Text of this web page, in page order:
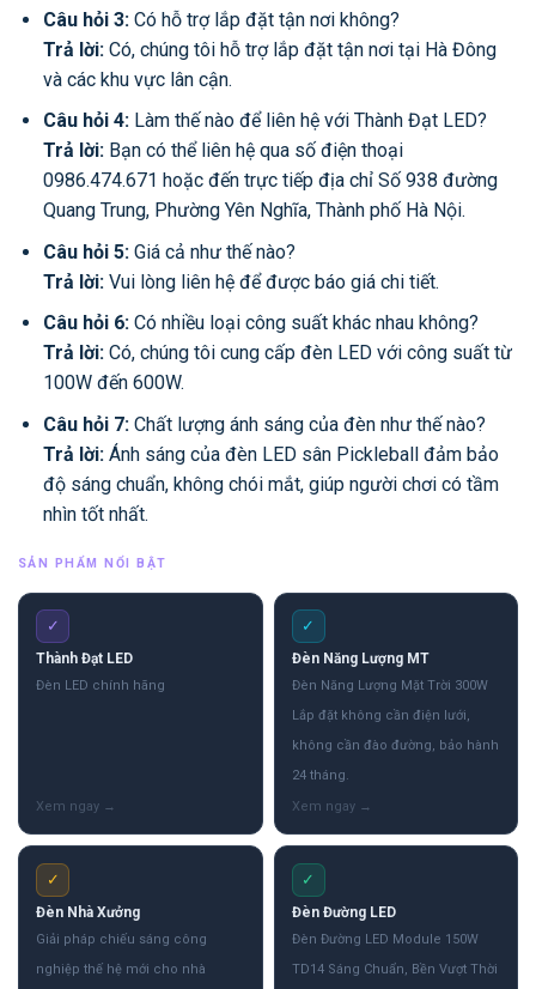
Câu hỏi 3:Có hỗ trợ lắp đặt tận nơi không?
Trả lời:Có, chúng tôi hỗ trợ lắp đặt tận nơi tại Hà Đông
và các khu vực lân cận.
Câu hỏi 4:Làm thế nào để liên hệ với Thành Đạt LED?
Trả lời:Bạn có thể liên hệ qua số điện thoại
0986.474.671 hoặc đến trực tiếp địa chỉ Số 938 đường
Quang Trung, Phường Yên Nghĩa, Thành phố Hà Nội.
Câu hỏi 5:Giá cả như thế nào?
Trả lời:Vui lòng liên hệ để được báo giá chi tiết.
Câu hỏi 6:Có nhiều loại công suất khác nhau không?
Trả lời:Có, chúng tôi cung cấp đèn LED với công suất từ
100W đến 600W.
Câu hỏi 7:Chất lượng ánh sáng của đèn như thế nào?
Trả lời:Ánh sáng của đèn LED sân Pickleball đảm bảo
độ sáng chuẩn, không chói mắt, giúp người chơi có tầm
nhìn tốt nhất.
SẢN PHẨM NỔI BẬT
✓
Thành Đạt LED
Đèn LED chính hãng
✓
Đèn Năng Lượng MT
Đèn Năng Lượng Mặt Trời 300W
Lắp đặt không cần điện lưới,
không cần đào đường, bảo hành
24 tháng.
✓
Đèn Nhà Xưởng
Giải pháp chiếu sáng công
nghiệp thế hệ mới cho nhà
✓
Đèn Đường LED
Đèn Đường LED Module 150W
TD14 Sáng Chuẩn, Bền Vượt Thời